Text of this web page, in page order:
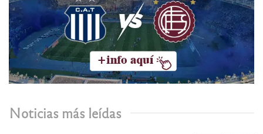
Noticias más leídas